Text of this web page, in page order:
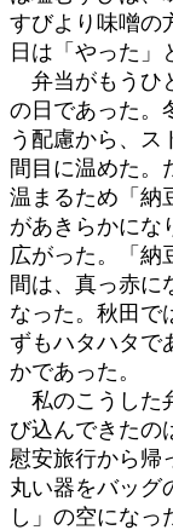
すびより味噌の
日は「やった」
弁当がもうひ
の日であった。
う配慮から、ス
間目に温めた。
温まるため「納
があきらかにな
広がった。「納
間は、真っ赤に
なった。秋田で
ずもハタハタで
かであった。
私のこうした
び込んできたの
慰安旅行から帰
丸い器をバッグ
し」の空になっ